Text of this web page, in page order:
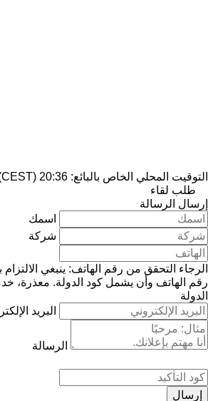
التوقيت المحلي الخاص بالبائع: 20:36 (CEST)
طلب لقاء
إرسال الرسالة
اسمك
شركة
الرجاء التحقق من رقم الهاتف: ينبغي الالتزام
رقم الهاتف وأن يشمل كود الدولة. معذرة،
الدولة
البريد
الرسالة